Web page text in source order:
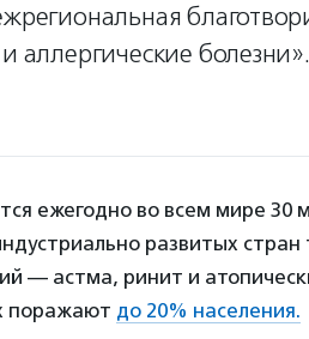
аллергические болезни».
ежегодно во всем мире 30
развитых стран
— астма, ринит и
поражают до 20% населения.